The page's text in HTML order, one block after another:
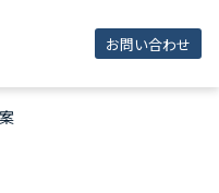
お問い合わせ